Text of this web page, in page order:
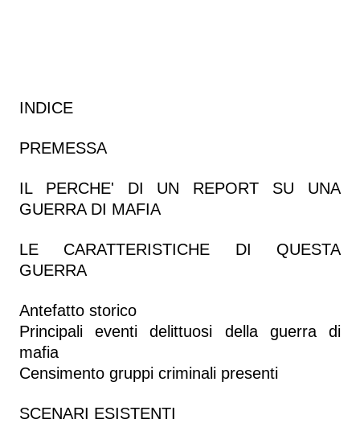
INDICE
PREMESSA
IL PERCHE' DI UN REPORT SU UNA
GUERRA DI MAFIA
LE CARATTERISTICHE DI QUESTA
GUERRA
Antefatto storico
Principali eventi delittuosi della guerra di
mafia
Censimento gruppi criminali presenti
SCENARI ESISTENTI